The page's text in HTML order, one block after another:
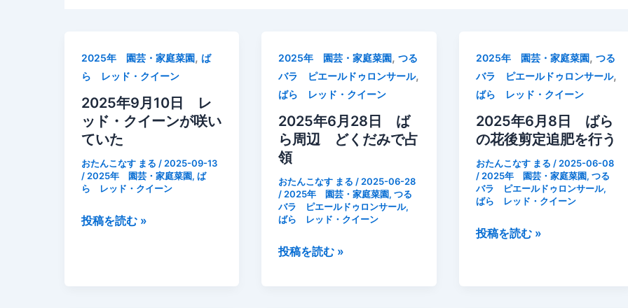
2025年 園芸・家庭菜園, ば
ら レッド・クイーン
2025年9月10日 レ
ッド・クイーンが咲い
ていた
おたんこなす まる / 2025-09-13
/ 2025年 園芸・家庭菜園, ば
ら レッド・クイーン
2025
投稿を読む »
2025年 園芸・家庭菜園,つる
バラ ピエールドゥロンサール,
ばら レッド・クイーン
2025年6月28日 ば
ら周辺 どくだみで占
領
おたんこなす まる / 2025-06-28
/ 2025年 園芸・家庭菜園,つる
バラ ピエールドゥロンサール,
ばら レッド・クイーン
2025
投稿を読む »
2025年 園芸・家庭菜園, つる
バラ ピエールドゥロンサール,
ばら レッド・クイーン
2025年6月8日 ばら
の花後剪定追肥を行う
おたんこなす まる / 2025-06-08
/ 2025年 園芸・家庭菜園, つる
バラ ピエールドゥロンサール,
ばら レッド・クイーン
2025
投稿を読む »